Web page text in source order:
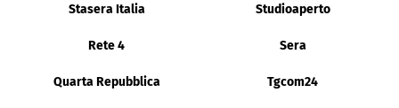
Stasera Italia Studioaperto
Rete 4 Sera
Quarta Repubblica Tgcom24